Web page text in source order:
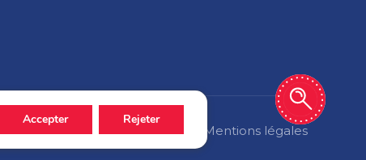
Politique de confidentialité Mentions légales
Accepter Rejeter